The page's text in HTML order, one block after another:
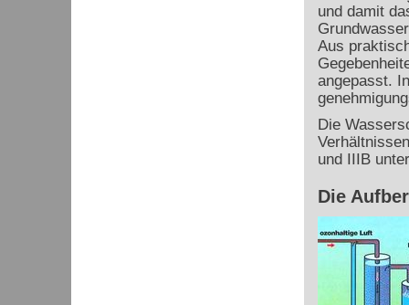
und damit
Aus
angepasst.
Die
und IIIB
Die